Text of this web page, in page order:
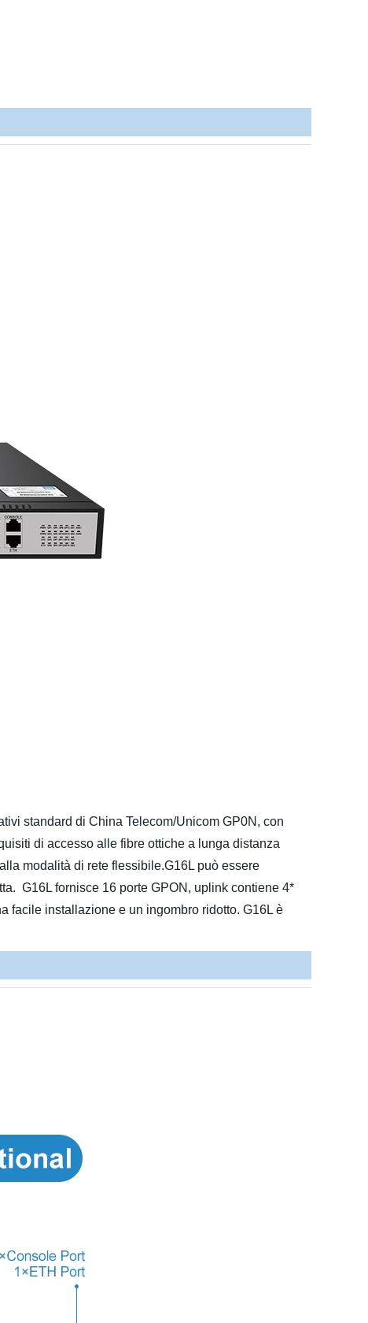
standard di China Telecom/Unicom GP0N, con
di accesso alle fibre ottiche a lunga distanza
modalità di rete flessibile.G16L può essere
G16L fornisce 16 porte GPON, uplink contiene 4*
facile installazione e un ingombro ridotto. G16L è